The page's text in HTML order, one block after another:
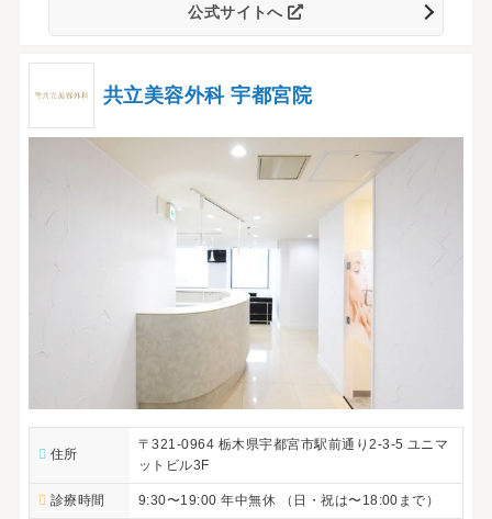
公式サイトへ
共立美容外科 宇都宮院
住所
〒321-0964 栃木県宇都宮市駅前通り2-3-5 ユニマ
ットビル3F
診療時間 9:30〜19:00 年中無休 （日・祝は〜18:00まで）